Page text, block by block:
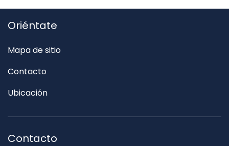
Oriéntate
Mapa de sitio
Contacto
Ubicación
Contacto